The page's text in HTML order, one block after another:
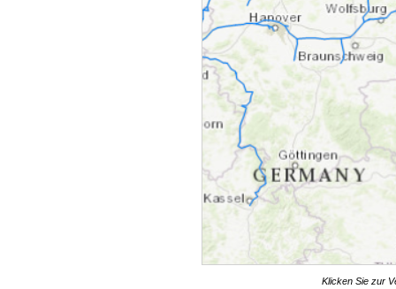
Klicken Sie zur